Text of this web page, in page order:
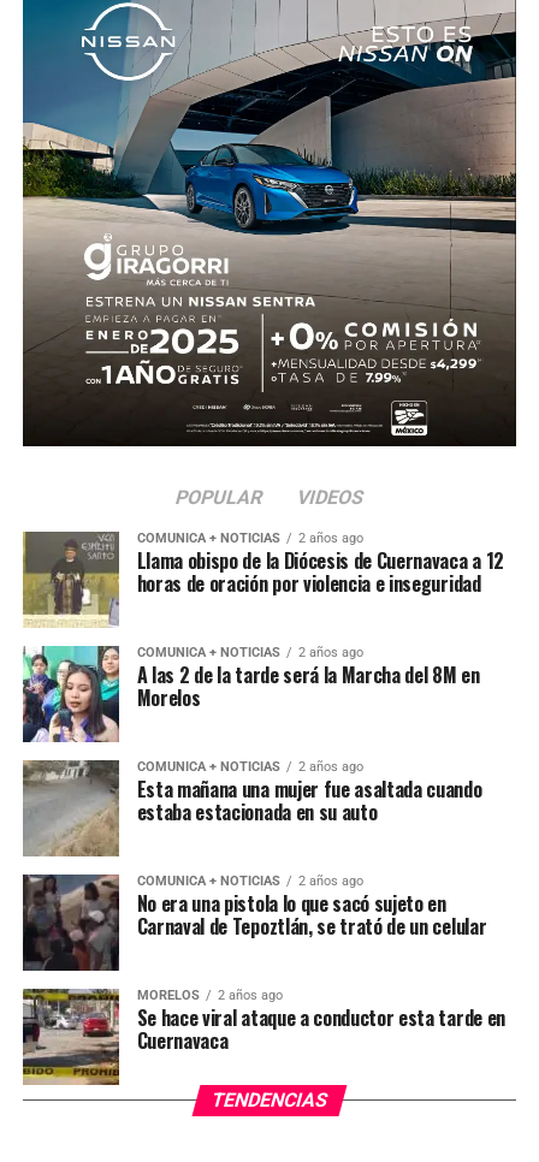
cuenta con información sobre los agresores, y el cadáver
fue trasladado al Servicio Médico Forense en espera de
ser identificado, en tanto continúan las investigaciones.
POPULAR VIDEOS
COMUNICA + NOTICIAS 2 años ago
Llama obispo de la Diócesis de Cuernavaca a 12
horas de oración por violencia e inseguridad
COMUNICA + NOTICIAS 2 años ago
A las 2 de la tarde será la Marcha del 8M en
Morelos
COMUNICA + NOTICIAS 2 años ago
Esta mañana una mujer fue asaltada cuando
estaba estacionada en su auto
COMUNICA + NOTICIAS 2 años ago
No era una pistola lo que sacó sujeto en
Carnaval de Tepoztlán, se trató de un celular
MORELOS 2 años ago
Se hace viral ataque a conductor esta tarde en
Cuernavaca
TENDENCIAS